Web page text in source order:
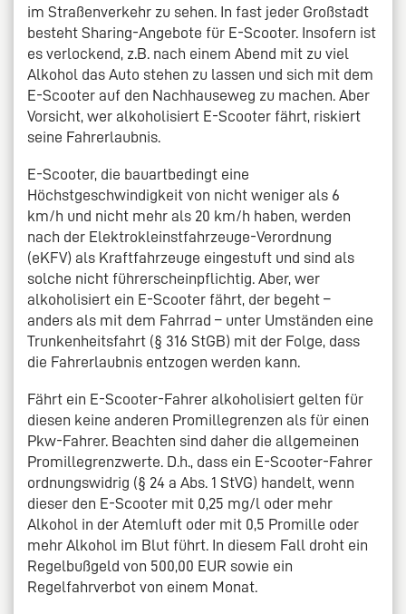
im Straßenverkehr zu sehen. In fast jeder Großstadt
besteht Sharing-Angebote für E-Scooter. Insofern ist
es verlockend, z.B. nach einem Abend mit zu viel
Alkohol das Auto stehen zu lassen und sich mit dem
E-Scooter auf den Nachhauseweg zu machen. Aber
Vorsicht, wer alkoholisiert E-Scooter fährt, riskiert
seine Fahrerlaubnis.
E-Scooter, die bauartbedingt eine
Höchstgeschwindigkeit von nicht weniger als 6
km/h und nicht mehr als 20 km/h haben, werden
nach der Elektrokleinstfahrzeuge-Verordnung
(eKFV) als Kraftfahrzeuge eingestuft und sind als
solche nicht führerscheinpflichtig. Aber, wer
alkoholisiert ein E-Scooter fährt, der begeht –
anders als mit dem Fahrrad – unter Umständen eine
Trunkenheitsfahrt (§ 316 StGB) mit der Folge, dass
die Fahrerlaubnis entzogen werden kann.
Fährt ein E-Scooter-Fahrer alkoholisiert gelten für
diesen keine anderen Promillegrenzen als für einen
Pkw-Fahrer. Beachten sind daher die allgemeinen
Promillegrenzwerte. D.h., dass ein E-Scooter-Fahrer
ordnungswidrig (§ 24 a Abs. 1 StVG) handelt, wenn
dieser den E-Scooter mit 0,25 mg/l oder mehr
Alkohol in der Atemluft oder mit 0,5 Promille oder
mehr Alkohol im Blut führt. In diesem Fall droht ein
Regelbußgeld von 500,00 EUR sowie ein
Regelfahrverbot von einem Monat.